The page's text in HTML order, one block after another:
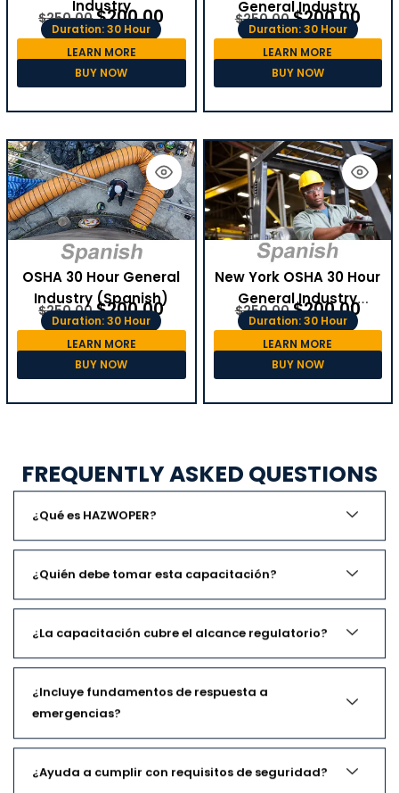
Industry
$250.00 $200.00
Duration: 30 Hour
LEARN MORE
BUY NOW
General Industry
$250.00 $200.00
Duration: 30 Hour
LEARN MORE
BUY NOW
OSHA 30 Hour General
Industry (Spanish)
$250.00 $200.00
Duration: 30 Hour
LEARN MORE
BUY NOW
New York OSHA 30 Hour
General Industry
(Spanish)
$250.00 $200.00
Duration: 30 Hour
LEARN MORE
BUY NOW
FREQUENTLY ASKED QUESTIONS
¿Qué es HAZWOPER?
¿Quién debe tomar esta capacitación?
¿La capacitación cubre el alcance regulatorio?
¿Incluye fundamentos de respuesta a
emergencias?
¿Ayuda a cumplir con requisitos de seguridad?